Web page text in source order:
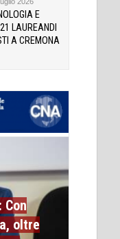
E
LAUREANDI
A CREMONA
Con
oltre